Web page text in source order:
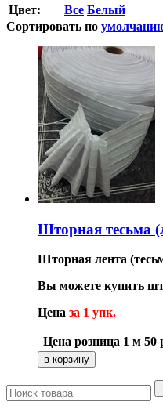
Цвет:
Все Белый
Сортировать по
Шторная тесьма
Шторная лента
Вы можете купить
Цена за 1 упк.
Цена розница 1 м 50